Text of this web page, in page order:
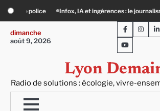
Skip
content
: le journalisme peut-il encore lutter ?
dimanche
août 9, 2026
Lyon
Radio de solutions : écologie, vivre-
Facebook
Youtube